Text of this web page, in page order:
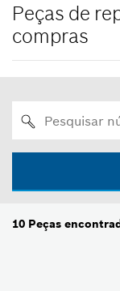
Peças de
compras
10 Peças